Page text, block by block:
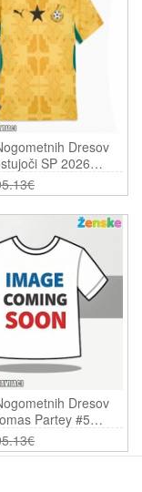
Dresov
SP 2026
Dresov
Partey #5
2026 Kratki